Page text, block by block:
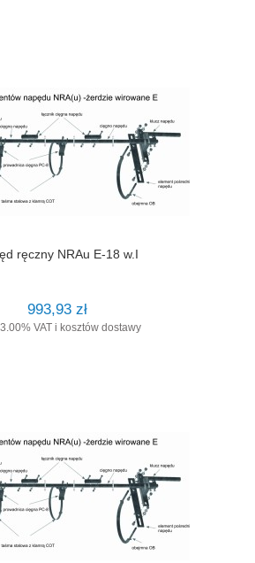
ręczny NRAu E-18 w.I
993,93 zł
VAT i kosztów dostawy